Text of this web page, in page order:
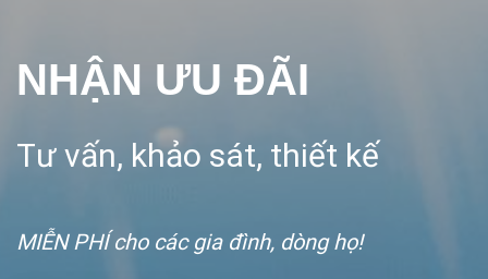
NHẬN ƯU ĐÃI
Tư vấn, khảo sát, thiết kế
MIỄN PHÍ cho các gia đình, dòng họ!